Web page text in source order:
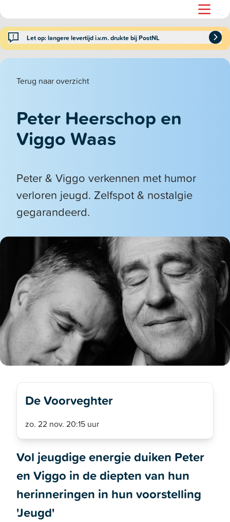
Let op: langere levertijd i.v.m. drukte bij PostNL
Terug naar overzicht
Peter Heerschop en
Viggo Waas
Peter & Viggo verkennen met humor
verloren jeugd. Zelfspot & nostalgie
gegarandeerd.
Vol jeugdige energie duiken Peter
en Viggo in de diepten van hun
herinneringen in hun voorstelling
'Jeugd'
De Voorveghter
zo. 22 nov. 20:15 uur